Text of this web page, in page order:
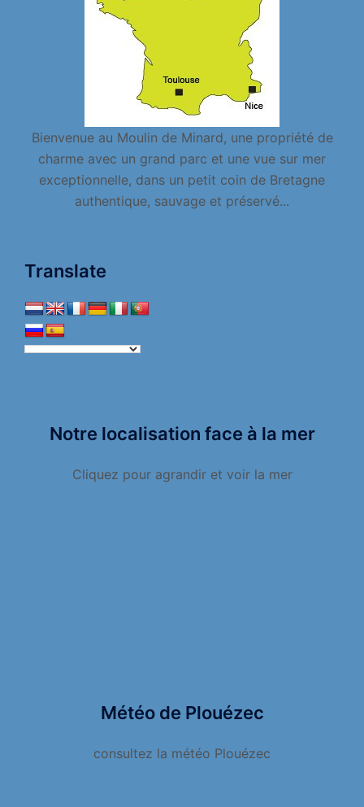
Bienvenue au Moulin de Minard, une propriété de
charme avec un grand parc et une vue sur mer
exceptionnelle, dans un petit coin de Bretagne
authentique, sauvage et préservé...
Translate
Notre localisation face à la mer
Cliquez pour agrandir et voir la mer
Météo de Plouézec
consultez la météo Plouézec